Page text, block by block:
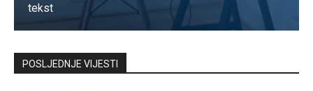
tekst
Kontaktirajte nas
POSLJEDNJE VIJESTI